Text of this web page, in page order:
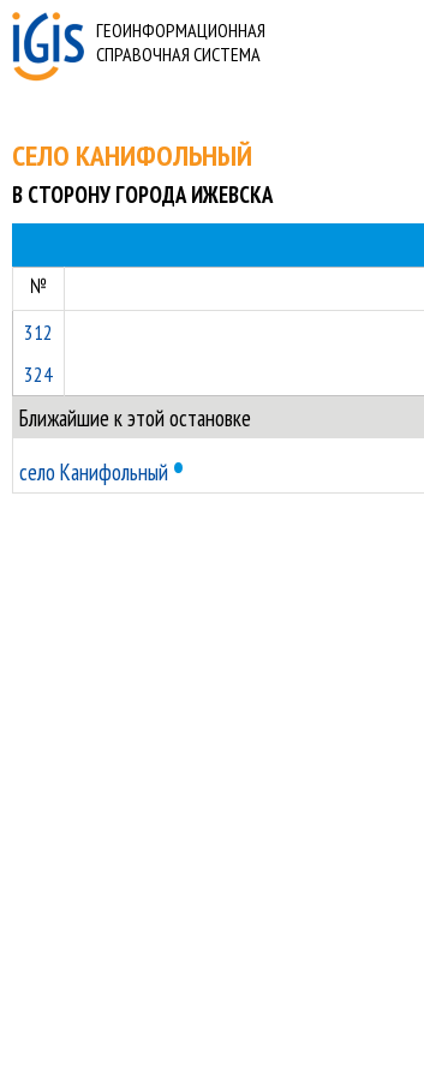
ГЕОИНФОРМАЦИОННАЯ
СПРАВОЧНАЯ СИСТЕМА
СЕЛО КАНИФОЛЬНЫЙ
В СТОРОНУ ГОРОДА ИЖЕВСКА
№
312
324
Ближайшие к этой остановке
село Канифольный •